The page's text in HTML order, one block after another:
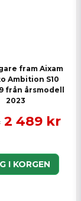
fram Aixam
Ambition S10
från årsmodell
2023
2 489 kr
I KORGEN